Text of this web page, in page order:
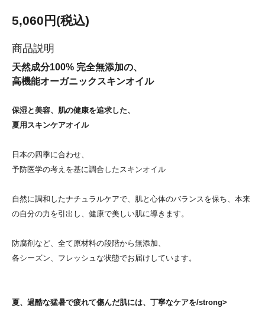
5,060円(税込)
商品説明
天然成分100% 完全無添加の、
高機能オーガニックスキンオイル
保湿と美容、肌の健康を追求した、
夏用スキンケアオイル
日本の四季に合わせ、
予防医学の考えを基に調合したスキンオイル
自然に調和したナチュラルケアで、肌と心体のバランスを保ち、本来
の自分の力を引出し、健康で美しい肌に導きます。
防腐剤など、全て原材料の段階から無添加、
各シーズン、フレッシュな状態でお届けしています。
夏、過酷な猛暑で疲れて傷んだ肌には、丁寧なケアを/strong>